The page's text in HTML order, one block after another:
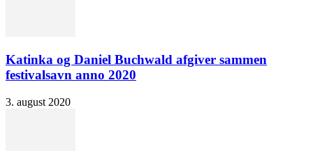
Katinka og Daniel Buchwald afgiver sammen
festivalsavn anno 2020
3. august 2020